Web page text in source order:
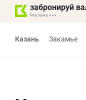
забронируй
Казань Закамье